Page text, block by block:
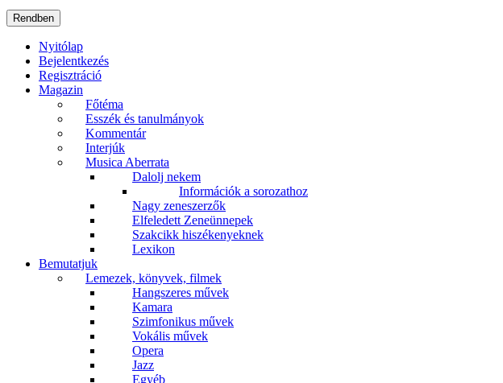
Nyitólap
Bejelentkezés
Regisztráció
Magazin
Főtéma
Esszék és tanulmányok
Kommentár
Interjúk
Musica Aberrata
Dalolj nekem
Információk a sorozathoz
Nagy zeneszerzők
Elfeledett Zeneünnepek
Szakcikk hiszékenyeknek
Lexikon
Bemutatjuk
Lemezek, könyvek, filmek
Hangszeres művek
Kamara
Szimfonikus művek
Vokális művek
Opera
Jazz
Egyéb